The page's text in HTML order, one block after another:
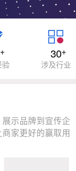
+
验
30+
涉及行业
示品牌到宣传企
家更好的赢取用